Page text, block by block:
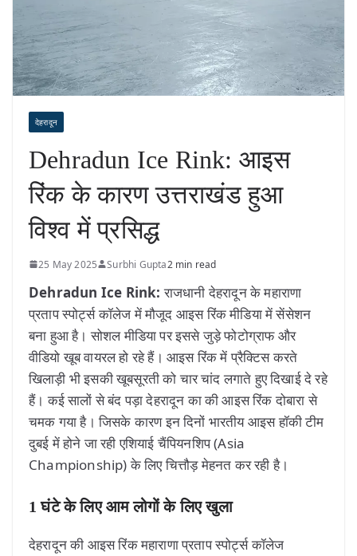
देहरादून
Dehradun Ice Rink: आइस
रिंक के कारण उत्तराखंड हुआ
विश्व में प्रसिद्ध
25 May 2025 Surbhi Gupta2 min read
Dehradun Ice Rink:राजधानी देहरादून के महाराणा
प्रताप स्पोर्ट्स कॉलेज में मौजूद आइस रिंक मीडिया में सेंसेशन
बना हुआ है। सोशल मीडिया पर इससे जुड़े फोटोग्राफ और
वीडियो खूब वायरल हो रहे हैं। आइस रिंक में प्रैक्टिस करते
खिलाड़ी भी इसकी खूबसूरती को चार चांद लगाते हुए दिखाई दे रहे
हैं। कई सालों से बंद पड़ा देहरादून का की आइस रिंक दोबारा से
चमक गया है। जिसके कारण इन दिनों भारतीय आइस हॉकी टीम
दुबई में होने जा रही एशियाई चैंपियनशिप (Asia
Championship) के लिए चित्तौड़ मेहनत कर रही है।
1 घंटे के लिए आम लोगों के लिए खुला
देहरादून की आइस रिंक महाराणा प्रताप स्पोर्ट्स कॉलेज